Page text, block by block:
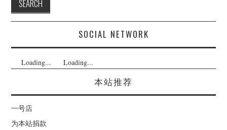
SOCIAL NETWORK
Loading... Loading...
本站推荐
一号店
为本站捐款